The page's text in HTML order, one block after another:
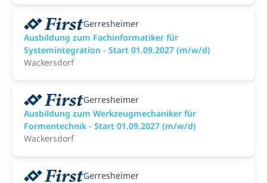
Gerresheimer
Ausbildung zum Fachinformatiker für
Systemintegration - Start 01.09.2027 (m/w/d)
Wackersdorf
Gerresheimer
Ausbildung zum Werkzeugmechaniker für
Formentechnik - Start 01.09.2027 (m/w/d)
Wackersdorf
Gerresheimer